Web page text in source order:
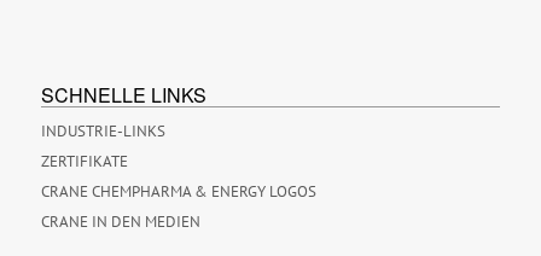
SCHNELLE LINKS
INDUSTRIE-LINKS
ZERTIFIKATE
CRANE CHEMPHARMA & ENERGY LOGOS
CRANE IN DEN MEDIEN